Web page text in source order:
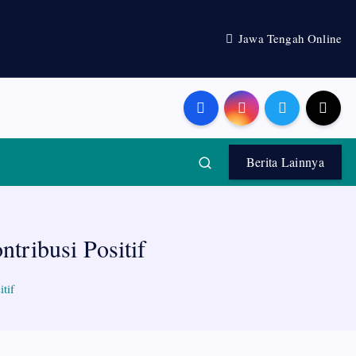
Jawa Tengah Online
Berita Lainnya
Positif